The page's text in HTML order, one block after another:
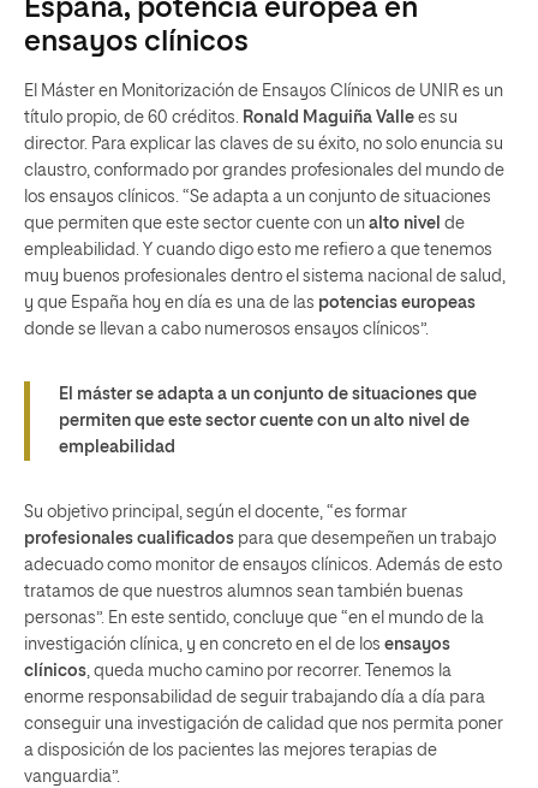
España, potencia europea en
ensayos clínicos
El Máster en Monitorización de Ensayos Clínicos de UNIR es un
título propio, de 60 créditos.
Ronald Maguiña Valle es su
director. Para explicar las claves de su éxito, no solo enuncia su
claustro, conformado por grandes profesionales del mundo de
los ensayos clínicos. “Se adapta a un conjunto de situaciones
que permiten que este sector cuente con un alto nivel de
empleabilidad. Y cuando digo esto me refiero a que tenemos
muy buenos profesionales dentro el sistema nacional de salud,
y que España hoy en día es una de las potencias europeas
donde se llevan a cabo numerosos ensayos clínicos”.
El máster se adapta a un conjunto de situaciones que
permiten que este sector cuente con un alto nivel de
empleabilidad
Su objetivo principal, según el docente, “es formar
profesionales cualificados para que desempeñen un trabajo
adecuado como monitor de ensayos clínicos. Además de esto
tratamos de que nuestros alumnos sean también buenas
personas”. En este sentido, concluye que “en el mundo de la
investigación clínica, y en concreto en el de los ensayos
clínicos , queda mucho camino por recorrer. Tenemos la
enorme responsabilidad de seguir trabajando día a día para
conseguir una investigación de calidad que nos permita poner
a disposición de los pacientes las mejores terapias de
vanguardia”.